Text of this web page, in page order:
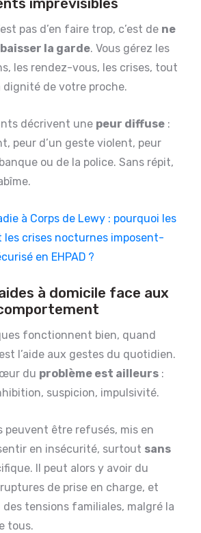
imprévisibles
pas d’en faire trop, c’est de ne
la garde. Vous gérez les
les rendez-vous, les crises, tout
de votre proche.
décrivent une peur diffuse :
peur d’un geste violent, peur
ou de la police. Sans répit,
à Corps de Lewy : pourquoi les
crises nocturnes imposent-
en EHPAD ?
à domicile face aux
fonctionnent bien, quand
l’aide aux gestes du quotidien.
du problème est ailleurs :
suspicion, impulsivité.
peuvent être refusés, mis en
en insécurité, surtout sans
Il peut alors y avoir du
de prise en charge, et
tensions familiales, malgré la
tous.